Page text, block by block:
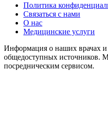
Политика
Связаться с нами
О нас
Медицинские услуги
Информация о наших врачах и
общедоступных источников.
посредническим сервисом.